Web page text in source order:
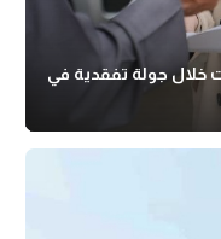
خلال جولة تفقدية في